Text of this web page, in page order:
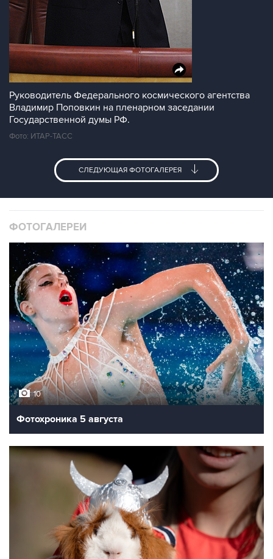
Руководитель Федерального космического агентства
Владимир Поповкин на пленарном заседании
Государственной думы РФ.
Фото: ИТАР-ТАСС
СЛЕДУЮЩАЯ ФОТОГАЛЕРЕЯ
ФОТОГАЛЕРЕИ
10
Фотохроника 5 августа